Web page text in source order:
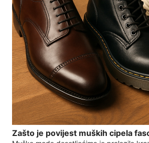
Zašto je povijest muških cipela